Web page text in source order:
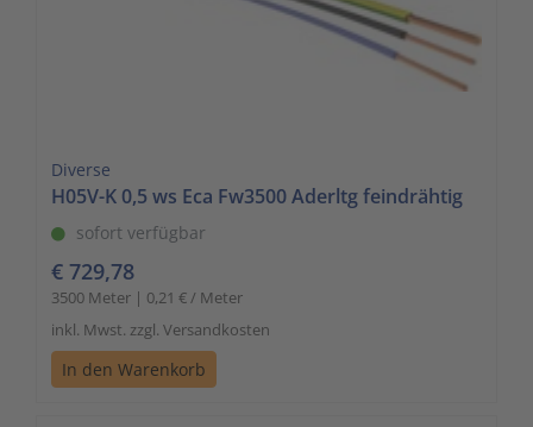
Diverse
H05V-K 0,5 ws Eca Fw3500 Aderltg feindrähtig
sofort verfügbar
€ 729,78
3500 Meter | 0,21 € / Meter
inkl. Mwst. zzgl. Versandkosten
In den Warenkorb